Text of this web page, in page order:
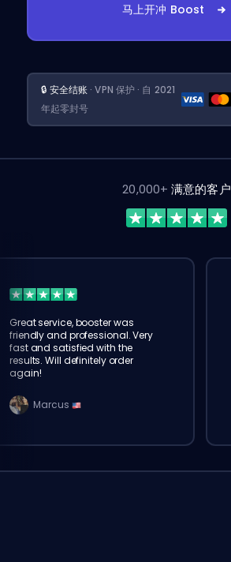
马上开冲 Boost
🔒 安全结账 · VPN 保护 · 自 2021
年起零封号
20,000+满意的客户
Great service, booster was
friendly and professional. Very
fast and satisfied with the
results. Will definitely order
again!
Marcus